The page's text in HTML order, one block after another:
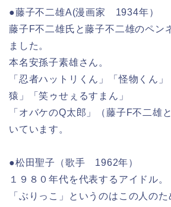
●藤子不二雄A(漫画家 1934年）
藤子F不二雄氏と藤子不二雄のペン
ました。
本名安孫子素雄さん。
「忍者ハットリくん」「怪物くん
猿」「笑ゥせぇるすまん」
「オバケのQ太郎」（藤子F不二雄
いています。
●松田聖子（歌手 1962年）
１９８０年代を代表するアイドル。
「ぶりっこ」というのはこの人の